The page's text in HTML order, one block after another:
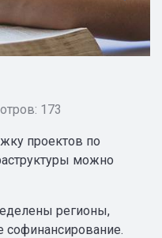
173
проектов по
можно
регионы,
софинансирование.